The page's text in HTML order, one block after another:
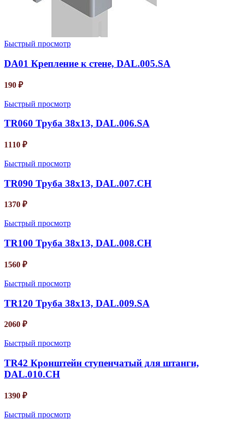
Быстрый просмотр
DA01 Крепление к стене, DAL.005.SA
190 ₽
Быстрый просмотр
TR060 Труба 38х13, DAL.006.SA
1110 ₽
Быстрый просмотр
TR090 Труба 38х13, DAL.007.CH
1370 ₽
Быстрый просмотр
TR100 Труба 38х13, DAL.008.CH
1560 ₽
Быстрый просмотр
TR120 Труба 38х13, DAL.009.SA
2060 ₽
Быстрый просмотр
TR42 Кронштейн ступенчатый для штанги,
DAL.010.CH
1390 ₽
Быстрый просмотр